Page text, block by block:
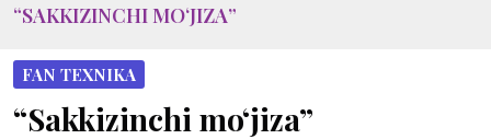
“SAKKIZINCHI MO‘JIZA”
FAN TEXNIKA
“Sakkizinchi mo‘jiza”